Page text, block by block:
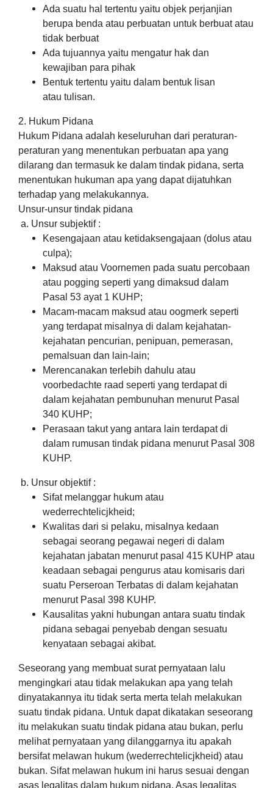
Ada suatu hal tertentu yaitu objek perjanjian
berupa benda atau perbuatan untuk berbuat atau
tidak berbuat
Ada tujuannya yaitu mengatur hak dan
kewajiban para pihak
Bentuk tertentu yaitu dalam bentuk lisan
atau tulisan.
2. Hukum Pidana
Hukum Pidana adalah keseluruhan dari peraturan-
peraturan yang menentukan perbuatan apa yang
dilarang dan termasuk ke dalam tindak pidana, serta
menentukan hukuman apa yang dapat dijatuhkan
terhadap yang melakukannya.
Unsur-unsur tindak pidana
a. Unsur subjektif :
Kesengajaan atau ketidaksengajaan (dolus atau
culpa);
Maksud atau Voornemen pada suatu percobaan
atau pogging seperti yang dimaksud dalam
Pasal 53 ayat 1 KUHP;
Macam-macam maksud atau oogmerk seperti
yang terdapat misalnya di dalam kejahatan-
kejahatan pencurian, penipuan, pemerasan,
pemalsuan dan lain-lain;
Merencanakan terlebih dahulu atau
voorbedachte raad seperti yang terdapat di
dalam kejahatan pembunuhan menurut Pasal
340 KUHP;
Perasaan takut yang antara lain terdapat di
dalam rumusan tindak pidana menurut Pasal 308
KUHP.
b. Unsur objektif :
Sifat melanggar hukum atau
wederrechtelicjkheid;
Kwalitas dari si pelaku, misalnya kedaan
sebagai seorang pegawai negeri di dalam
kejahatan jabatan menurut pasal 415 KUHP atau
keadaan sebagai pengurus atau komisaris dari
suatu Perseroan Terbatas di dalam kejahatan
menurut Pasal 398 KUHP.
Kausalitas yakni hubungan antara suatu tindak
pidana sebagai penyebab dengan sesuatu
kenyataan sebagai akibat.
Seseorang yang membuat surat pernyataan lalu
mengingkari atau tidak melakukan apa yang telah
dinyatakannya itu tidak serta merta telah melakukan
suatu tindak pidana. Untuk dapat dikatakan seseorang
itu melakukan suatu tindak pidana atau bukan, perlu
melihat pernyataan yang dilanggarnya itu apakah
bersifat melawan hukum (wederrechtelicjkheid) atau
bukan. Sifat melawan hukum ini harus sesuai dengan
asas legalitas dalam hukum pidana. Asas legalitas